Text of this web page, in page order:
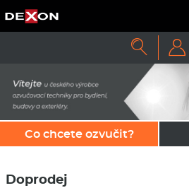
 
Co chcete ozvučit?
Doprodej